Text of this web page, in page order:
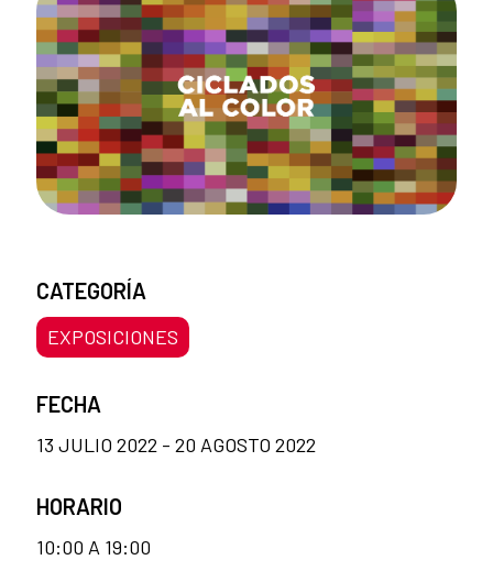
CATEGORÍA
EXPOSICIONES
FECHA
13 JULIO 2022 - 20 AGOSTO 2022
HORARIO
10:00 A 19:00